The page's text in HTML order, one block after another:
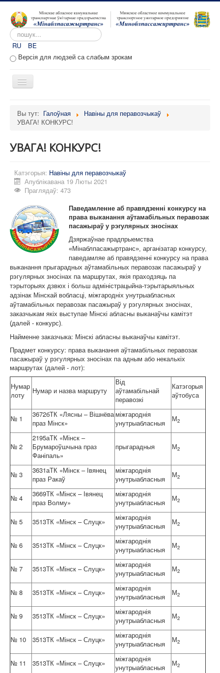
Пошук...
RU
BE
Версія для людзей са слабым зрокам
Toggle
Аб прадпрыемстве
Адміністратыўныя працэдуры
Расклад руху
Партал перавозчыкаў
Карта сайта
Вы тут: Галоўная
Навіны для перавозчыкаў
УВАГА! КОНКУРС!
УВАГА! КОНКУРС!
Катэгорыя: Навіны для перавозчыкаў
Апублікавана 19 Люты 2021
Праглядаў: 473
Паведамленне аб правядзенні конкурсу на
права выканання аўтамабільных перавозак
пасажыраў у рэгулярных зносінах
Дзяржаўнае прадпрыемства
«Мiнаблпасажыртранс», арганізатар конкурсу,
паведамляе аб правядзенні конкурсу на права
выканання прыгарадных аўтамабільных перавозак пасажыраў у
рэгулярных зносінах па маршрутах, якія праходзяць па
тэрыторыях дзвюх і больш адміністрацыйна-тэрытарыяльных
адзінак Мінскай вобласці, міжгародніх унутрыабласных
аўтамабільных перавозак пасажыраў у рэгулярных зносінах,
заказчыкам якіх выступае Мінскі абласны выканаўчы камітэт
(далей - конкурс).
Найменне заказчыка: Мінскі абласны выканаўчы камітэт.
Прадмет конкурсу: права выканання аўтамабільных перавозак
пасажыраў у рэгулярных зносінах па адным або некалькіх
маршрутах (далей - лот):
Нумар
лоту
Нумар и назва маршруту
Від
аўтамабільнай
перавозкі
Катэгорыя
аўтобуса
№ 1
3672бТК «Лясны – Вішнёва
праз Мінск»
міжгароднія
унутрыабласныя
М2
№ 2
2195аТК «Мінск –
Брумароўшчына праз
Фаніпаль»
прыгарадныя М2
№ 3
3631аТК «Мінск – Івянец
праз Ракаў
міжгароднія
унутрыабласныя
М2
№ 4
3669ТК «Мінск – Івянец
праз Волму»
міжгароднія
унутрыабласныя
М2
№ 5 3513ТК «Мінск – Слуцк»
міжгароднія
унутрыабласныя
М2
№ 6 3513ТК «Мінск – Слуцк»
міжгароднія
унутрыабласныя
М2
№ 7 3513ТК «Мінск – Слуцк»
міжгароднія
унутрыабласныя
М2
№ 8 3513ТК «Мінск – Слуцк»
міжгароднія
унутрыабласныя
М2
№ 9 3513ТК «Мінск – Слуцк»
міжгароднія
унутрыабласныя
М2
№ 10 3513ТК «Мінск – Слуцк»
міжгароднія
унутрыабласныя
М2
№ 11 3513ТК «Мінск – Слуцк»
міжгароднія
унутрыабласныя
М2